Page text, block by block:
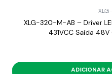
XLG-320-M-AB – Driver
431VCC Saída 48V
ADICIONAR